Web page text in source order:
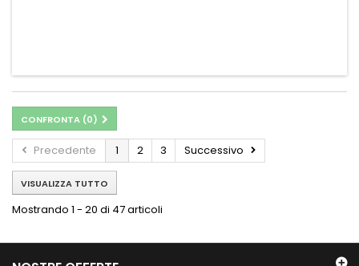
CONFRONTA (0)
Precedente 1 2 3 Successivo
VISUALIZZA TUTTO
Mostrando 1 - 20 di 47 articoli